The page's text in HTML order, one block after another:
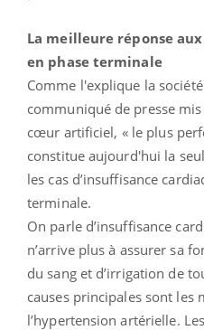
La meilleure réponse
en phase terminale
Comme l'explique la
communiqué de presse
cœur artificiel, « le plus
constitue aujourd'hui la
les cas d’insuffisance
terminale.
On parle d’insuffisance
n’arrive plus à assurer sa
du sang et d’irrigation de
causes principales sont les
l’hypertension artérielle.